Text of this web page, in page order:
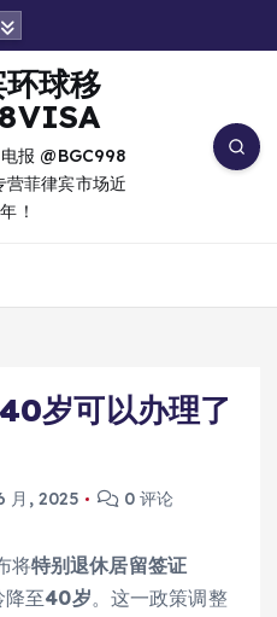
报 @BGC998
营菲律宾市场近
！
岁可以办理了
月, 2025 0 评论
将特别退休居留签证
降至40岁。这一政策调整